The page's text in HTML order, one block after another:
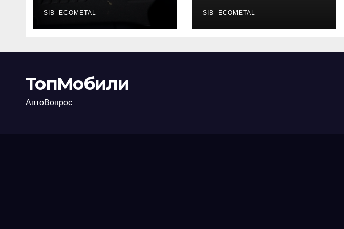
каково их
основное
назначение
SIB_ECOMETAL
актуальных
профессий
SIB_ECOMETAL
ТопМобили
АвтоВопрос